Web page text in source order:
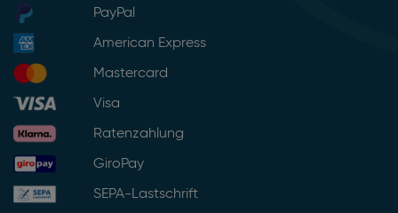
PayPal
American Express
Mastercard
Visa
Ratenzahlung
GiroPay
SEPA-Lastschrift